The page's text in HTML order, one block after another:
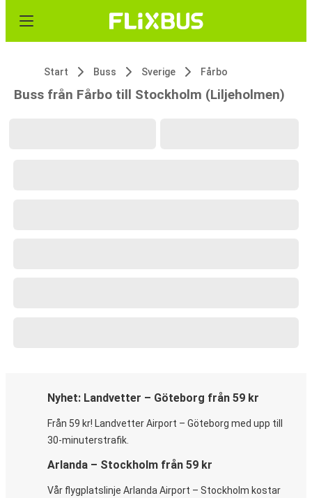
Start Buss Sverige Fårbo
Buss från Fårbo till Stockholm (Liljeholmen)
Nyhet: Landvetter – Göteborg från 59 kr
Från 59 kr! Landvetter Airport – Göteborg med upp till
30-minuterstrafik.
Arlanda – Stockholm från 59 kr
Vår flygplatslinje Arlanda Airport – Stockholm kostar